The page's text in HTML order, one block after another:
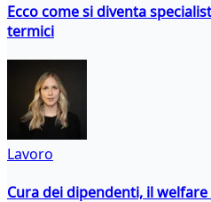
Ecco come si diventa
termici
Lavoro
Cura dei dipendenti, il